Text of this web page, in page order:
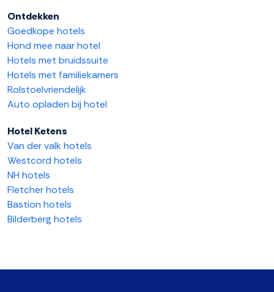
Ontdekken
Goedkope hotels
Hond mee naar hotel
Hotels met bruidssuite
Hotels met familiekamers
Rolstoelvriendelijk
Auto opladen bij hotel
Hotel Ketens
Van der valk hotels
Westcord hotels
NH hotels
Fletcher hotels
Bastion hotels
Bilderberg hotels